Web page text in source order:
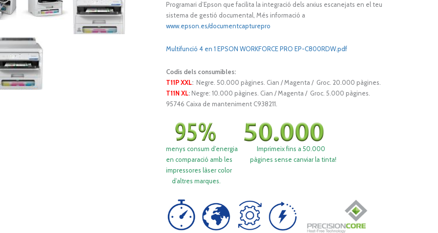
Programari d’Epson que facilita la integració dels arxius escanejats en el teu
sistema de gestió documental, Més informació a
www.epson.es/documentcapturepro
Multifunció 4 en 1 EPSON WORKFORCE PRO EP-C800RDW.pdf
Codis dels consumibles:
T11P XXL: Negre. 50.000 pàgines. Cian / Magenta / Groc. 20.000 pàgines.
T11N XL: Negre: 10.000 pàgines. Cian / Magenta / Groc. 5.000 pàgines.
95746 Caixa de manteniment C938211.
menys consum d’energia Imprimeix fins a 50.000
en comparació amb les pàgines sense canviar la tinta!
impressores làser color
d’altres marques.